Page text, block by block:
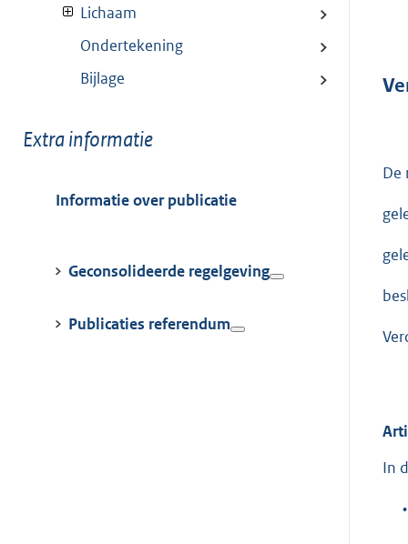
Lichaam
Ondertekening
Bijlage
Toon
Extra informatie
Informatie over publicatie
Geconsolideerde regelgeving
Publicaties referendum
De
In
•